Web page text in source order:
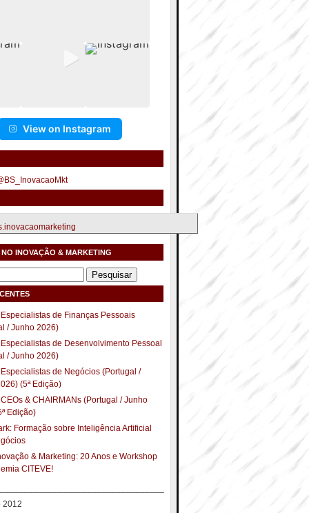
View on Instagram
NO INOVAÇÃO & MARKETING
de Finanças Pessoais
/ Junho 2026)
de Desenvolvimento Pessoal
/ Junho 2026)
de Negócios (Portugal /
(5ª Edição)
& CHAIRMANs (Portugal / Junho
Edição)
Formação sobre Inteligência Artificial
& Marketing: 20 Anos e Workshop
CITEVE!
2012